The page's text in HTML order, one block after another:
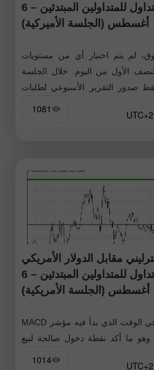
USD/JPY: نصائح تداول للمتداولين المبتدئين – 6
أغسطس (الجلسة الأميركية)
لم يتم اختبار أي من مستويات
الأول من اليوم. خلال الجلسة
صدور التقرير الأسبوعي لطلبات
1081
مقابل الدولار الأمريكي
(GBP/USD): نصائح تداول للمتداولين المبتدئين – 6
أغسطس (الجلسة الأمريكية)
جاء اختبار مستوى 1.3455 في الوقت الذي بدأ فيه مؤشر MACD
ما أكد نقطة دخول صالحة لبيع
يتمكن الزوج
1014